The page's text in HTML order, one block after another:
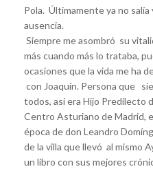
Pola. Últimamente ya no salía
ausencia.
Siempre me asombró su
más cuando más lo trataba,
ocasiones que la vida me ha
con Joaquín. Persona que
todos, así era Hijo Predilecto
Centro Asturiano de Madrid,
época de don Leandro
de la villa que llevó al mismo
un libro con sus mejores